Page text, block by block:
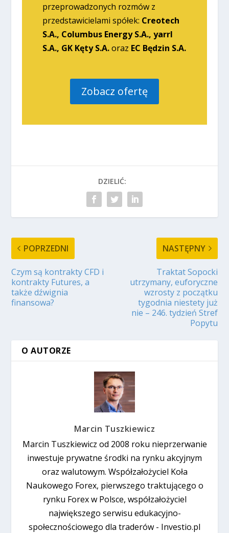
przeprowadzonych rozmów z
przedstawicielami spółek: Creotech
S.A., Columbus Energy S.A., yarrl
S.A., GK Kęty S.A.oraz EC Będzin S.A.
Zobacz ofertę
DZIELIĆ:
POPRZEDNI
Czym są kontrakty CFD i
kontrakty Futures, a
także dźwignia
finansowa?
NASTĘPNY
Traktat Sopocki
utrzymany, euforyczne
wzrosty z początku
tygodnia niestety już
nie – 246. tydzień Stref
Popytu
O AUTORZE
Marcin Tuszkiewicz
Marcin Tuszkiewicz od 2008 roku nieprzerwanie
inwestuje prywatne środki na rynku akcyjnym
oraz walutowym. Współzałożyciel Koła
Naukowego Forex, pierwszego traktującego o
rynku Forex w Polsce, współzałożyciel
największego serwisu edukacyjno-
społecznościowego dla traderów - Investio.pl